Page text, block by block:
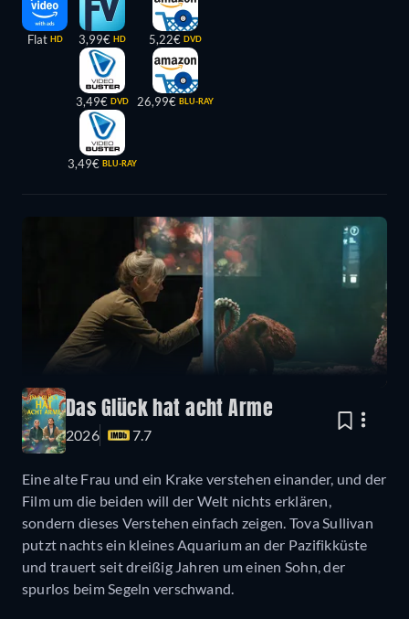
Flat HD 3,99€ HD
3,49€ DVD
3,49€ BLU-RAY
5,22€ DVD
26,99€ BLU-RAY
Das Glück hat acht Arme
2026 7.7
Eine alte Frau und ein Krake verstehen einander, und der
Film um die beiden will der Welt nichts erklären,
sondern dieses Verstehen einfach zeigen. Tova Sullivan
putzt nachts ein kleines Aquarium an der Pazifikküste
und trauert seit dreißig Jahren um einen Sohn, der
spurlos beim Segeln verschwand.